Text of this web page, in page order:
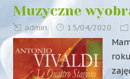
Muzyczne
admin 15/04/2020